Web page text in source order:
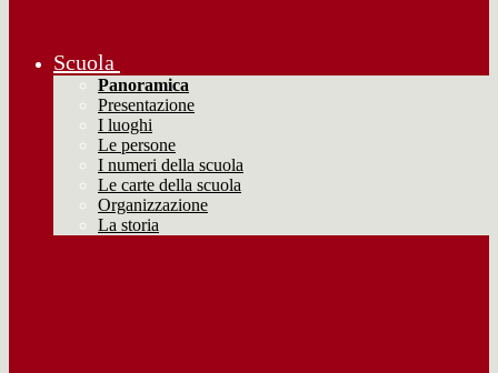
Scuola
Panoramica
Presentazione
I luoghi
Le persone
I numeri della scuola
Le carte della scuola
Organizzazione
La storia